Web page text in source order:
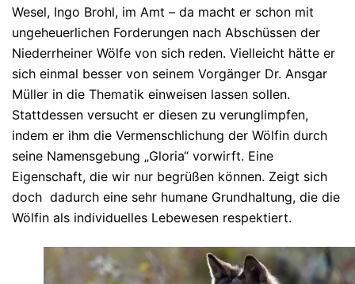
Wesel, Ingo Brohl, im Amt – da macht er schon mit
ungeheuerlichen Forderungen nach Abschüssen der
Niederrheiner Wölfe von sich reden. Vielleicht hätte er
sich einmal besser von seinem Vorgänger Dr. Ansgar
Müller in die Thematik einweisen lassen sollen.
Stattdessen versucht er diesen zu verunglimpfen,
indem er ihm die Vermenschlichung der Wölfin durch
seine Namensgebung „Gloria“ vorwirft. Eine
Eigenschaft, die wir nur begrüßen können. Zeigt sich
doch dadurch eine sehr humane Grundhaltung, die die
Wölfin als individuelles Lebewesen respektiert.